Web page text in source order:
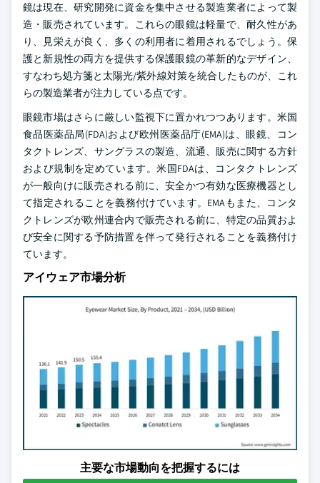
鏡は現在、研究開発に資金を集中させる製造業者によって製
造・販売されています。これらの眼鏡は軽量で、耐久性があ
り、見栄えが良く、多くの利用者に着用されるでしょう。保
護と新規性の両方を提供する保護眼鏡の革新的なデザイン、
すなわち処方箋と太陽光/紫外線対策を統合したものが、これ
らの製造業者が注力している点です。
眼鏡市場はさらに厳しい監視下に置かれつつあります。米国
食品医薬品局(FDA)および欧州医薬品庁(EMA)は、眼鏡、コン
タクトレンズ、サングラスの製造、流通、販売に関する方針
および規制を定めています。米国FDAは、コンタクトレンズ
が一般向けに販売される前に、安全かつ有効な医療機器とし
て指定されることを義務付けています。EMAもまた、コンタ
クトレンズが欧州連合内で販売される前に、特定の品質およ
び安全に関する予防措置を伴って発行されることを義務付け
ています。
アイウェア市場分析
主要な市場動向を把握するには